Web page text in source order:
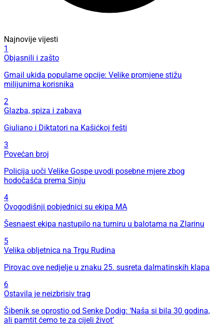
Najnovije vijesti
1
Objasnili i zašto
Gmail ukida popularne opcije: Velike promjene stižu
milijunima korisnika
2
Glazba, spiza i zabava
Giuliano i Diktatori na Kašićkoj fešti
3
Povećan broj
Policija uoči Velike Gospe uvodi posebne mjere zbog
hodočašća prema Sinju
4
Ovogodišnji pobjednici su ekipa MA
Šesnaest ekipa nastupilo na turniru u balotama na Zlarinu
5
Velika obljetnica na Trgu Rudina
Pirovac ove nedjelje u znaku 25. susreta dalmatinskih klapa
6
Ostavila je neizbrisiv trag
Šibenik se oprostio od Senke Dodig: ‘Naša si bila 30 godina,
ali pamtit ćemo te za cijeli život’